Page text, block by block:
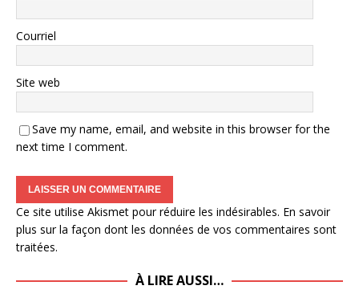
Courriel
Site web
Save my name, email, and website in this browser for the
next time I comment.
Ce site utilise Akismet pour réduire les indésirables. En savoir
plus sur la façon dont les données de vos commentaires sont
traitées.
À LIRE AUSSI…